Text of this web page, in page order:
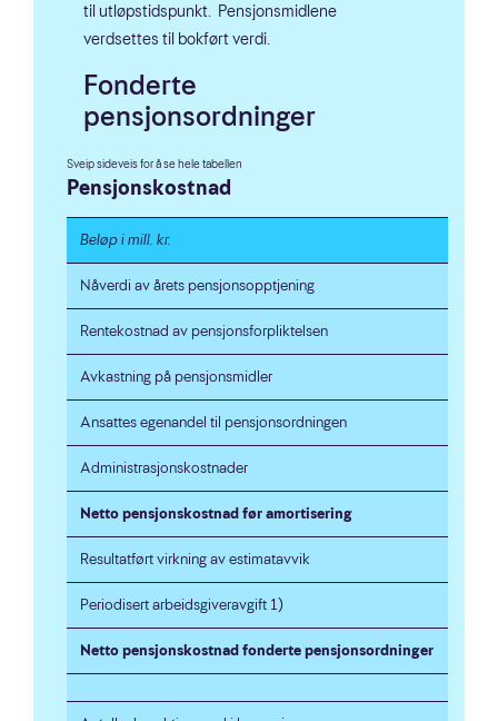
til utløpstidspunkt. Pensjonsmidlene
verdsettes til bokført verdi.
Fonderte
pensjonsordninger
Pensjonskostnad
Beløp i mill. kr.
Nåverdi av årets pensjonsopptjening
Rentekostnad av pensjonsforpliktelsen
Avkastning på pensjonsmidler
Ansattes egenandel til pensjonsordningen
Administrasjonskostnader
Netto pensjonskostnad før amortisering
Resultatført virkning av estimatavvik
Periodisert arbeidsgiveravgift 1)
Netto pensjonskostnad fonderte pensjonsordninger